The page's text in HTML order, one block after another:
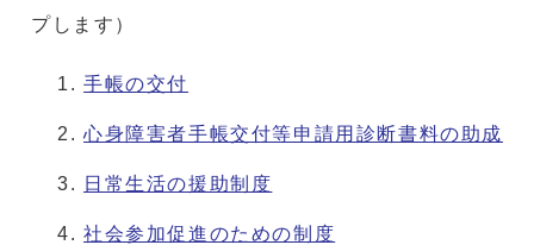
プします）
手帳の交付
心身障害者手帳交付等申請用診断書料の助成
日常生活の援助制度
社会参加促進のための制度